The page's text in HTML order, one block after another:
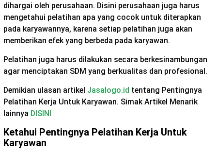
dihargai oleh perusahaan. Disini perusahaan juga harus
mengetahui pelatihan apa yang cocok untuk diterapkan
pada karyawannya, karena setiap pelatihan juga akan
memberikan efek yang berbeda pada karyawan.
Pelatihan juga harus dilakukan secara berkesinambungan
agar menciptakan SDM yang berkualitas dan profesional.
Demikian ulasan artikel Jasalogo.id tentang Pentingnya
Pelatihan Kerja Untuk Karyawan. Simak Artikel Menarik
lainnya DISINI
Ketahui Pentingnya Pelatihan Kerja Untuk
Karyawan